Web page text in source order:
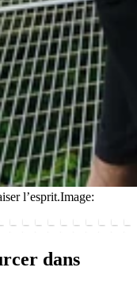
l’esprit.Image:
dans